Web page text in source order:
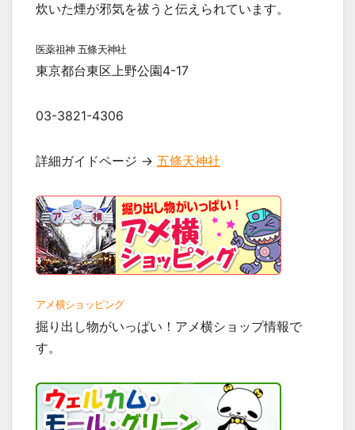
炊いた煙が邪気を祓うと伝えられています。
医薬祖神 五條天神社
東京都台東区上野公園4-17
03-3821-4306
詳細ガイドページ → 五條天神社
アメ横ショッピング
掘り出し物がいっぱい！アメ横ショップ情報で
す。